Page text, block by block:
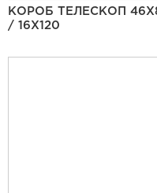
КОРОБ ТЕЛЕСКОП
/ 16Х120